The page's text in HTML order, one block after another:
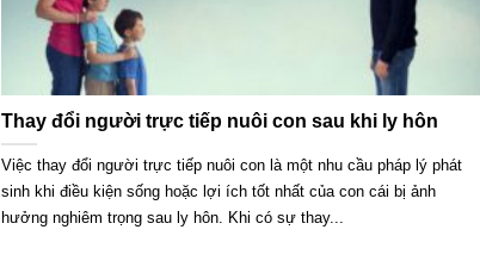
Thay đổi người trực tiếp nuôi con sau khi ly hôn
Việc thay đổi người trực tiếp nuôi con là một nhu cầu pháp lý phát
sinh khi điều kiện sống hoặc lợi ích tốt nhất của con cái bị ảnh
hưởng nghiêm trọng sau ly hôn. Khi có sự thay...